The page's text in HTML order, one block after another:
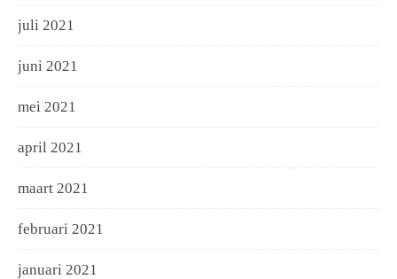
juli 2021
juni 2021
mei 2021
april 2021
maart 2021
februari 2021
januari 2021